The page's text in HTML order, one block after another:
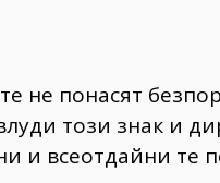
не понасят
този знак и
и всеотдайни те